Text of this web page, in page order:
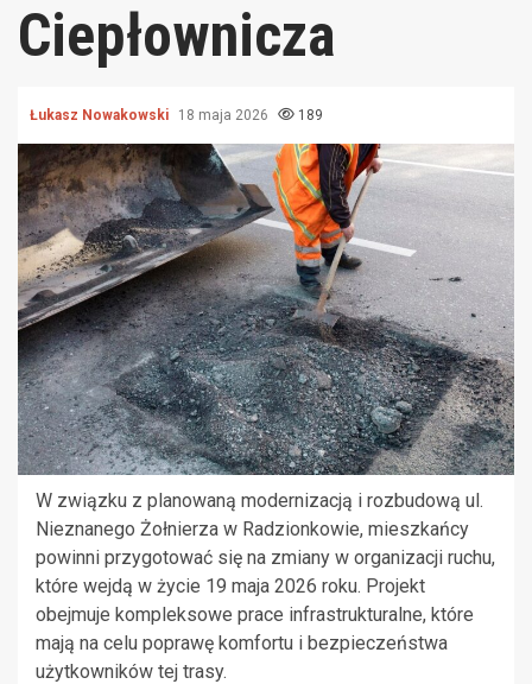
Ciepłownicza
Łukasz Nowakowski 18 maja 2026 189
W związku z planowaną modernizacją i rozbudową ul.
Nieznanego Żołnierza w Radzionkowie, mieszkańcy
powinni przygotować się na zmiany w organizacji ruchu,
które wejdą w życie 19 maja 2026 roku. Projekt
obejmuje kompleksowe prace infrastrukturalne, które
mają na celu poprawę komfortu i bezpieczeństwa
użytkowników tej trasy.